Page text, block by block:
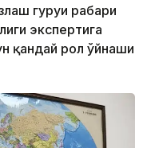
гуруҳи раҳбари
экспертига
қандай рол ўйнаши